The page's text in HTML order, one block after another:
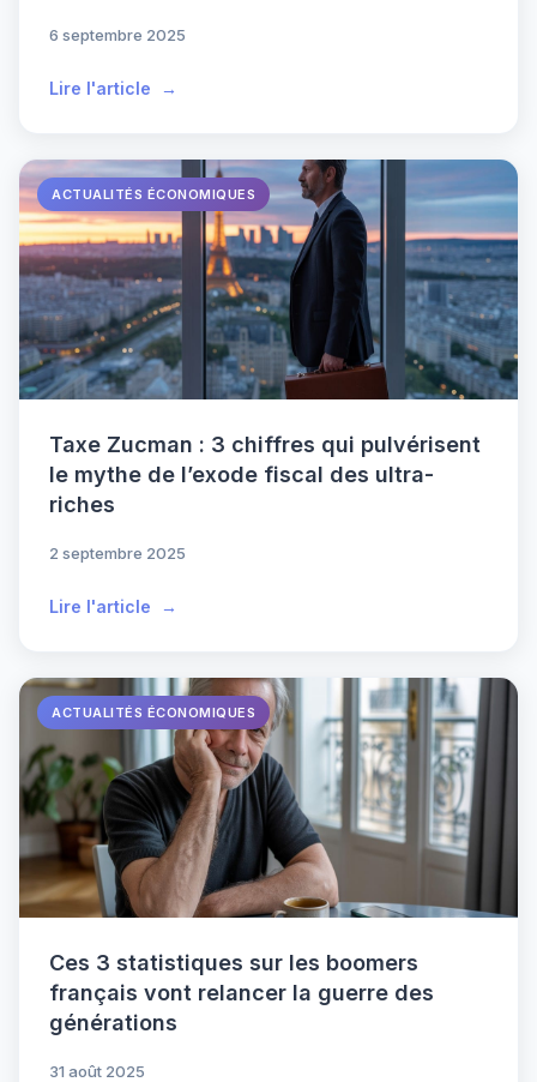
6 septembre 2025
Lire l'article
ACTUALITÉS ÉCONOMIQUES
Taxe Zucman : 3 chiffres qui pulvérisent
le mythe de l’exode fiscal des ultra-
riches
2 septembre 2025
Lire l'article
ACTUALITÉS ÉCONOMIQUES
Ces 3 statistiques sur les boomers
français vont relancer la guerre des
générations
31 août 2025